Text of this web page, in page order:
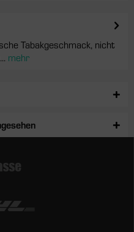
Tabakgeschmack, nicht
mehr